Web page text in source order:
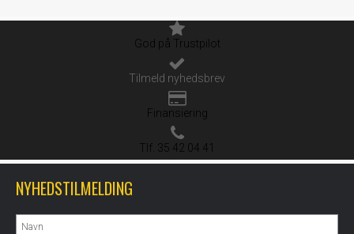
God på Trustpilot
Tilmeld nyhedsbrev
Finansiering
Tlf. 35 42 04 41
NYHEDSTILMELDING